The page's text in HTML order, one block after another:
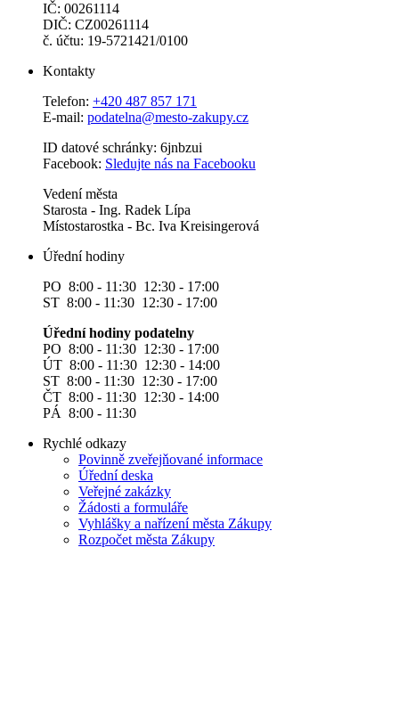
IČ: 00261114
DIČ: CZ00261114
č. účtu: 19-5721421/0100
Kontakty
Telefon: +420 487 857 171
E-mail: podatelna@mesto-zakupy.cz
ID datové schránky: 6jnbzui
Facebook: Sledujte nás na Facebooku
Vedení města
Starosta - Ing. Radek Lípa
Místostarostka - Bc. Iva Kreisingerová
Úřední hodiny
PO 8:00 - 11:30 12:30 - 17:00
ST 8:00 - 11:30 12:30 - 17:00
Úřední hodiny podatelny
PO 8:00 - 11:30 12:30 - 17:00
ÚT 8:00 - 11:30 12:30 - 14:00
ST 8:00 - 11:30 12:30 - 17:00
ČT 8:00 - 11:30 12:30 - 14:00
PÁ 8:00 - 11:30
Rychlé odkazy
Povinně zveřejňované informace
Úřední deska
Veřejné zakázky
Žádosti a formuláře
Vyhlášky a nařízení města Zákupy
Rozpočet města Zákupy